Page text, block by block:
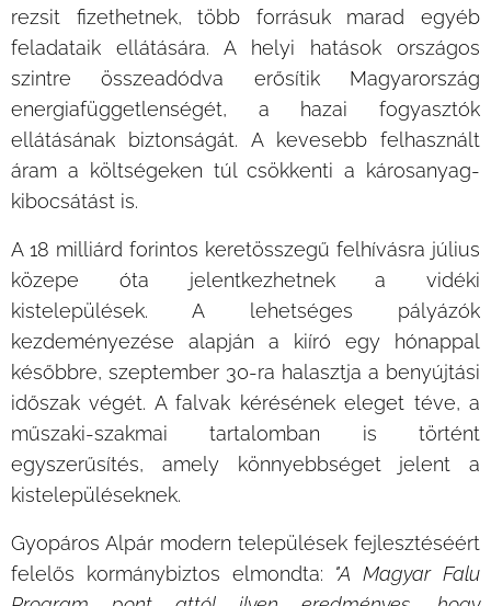
rezsit fizethetnek, több forrásuk marad egyéb
feladataik ellátására. A helyi hatások országos
szintre összeadódva erősítik Magyarország
energiafüggetlenségét, a hazai fogyasztók
ellátásának biztonságát. A kevesebb felhasznált
áram a költségeken túl csökkenti a károsanyag-
kibocsátást is.
A 18 milliárd forintos keretösszegű felhívásra július
közepe óta jelentkezhetnek a vidéki
kistelepülések. A lehetséges pályázók
kezdeményezése alapján a kiíró egy hónappal
későbbre, szeptember 30-ra halasztja a benyújtási
időszak végét. A falvak kérésének eleget téve, a
műszaki-szakmai tartalomban is történt
egyszerűsítés, amely könnyebbséget jelent a
kistelepüléseknek.
Gyopáros Alpár modern települések fejlesztéséért
felelős kormánybiztos elmondta: "A Magyar Falu